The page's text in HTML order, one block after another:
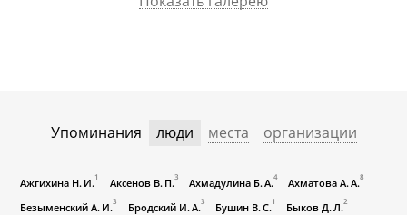
Упоминания люди места организации
Ажгихина Н. И. 1 Аксенов В. П.3 Ахмадулина Б. А.4 Ахматова А. А.8
Безыменский А. И.3 Бродский И. А.3 Бушин В. С. 1 Быков Д. Л.2